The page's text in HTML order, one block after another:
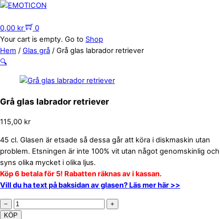
Skip
content
Menu
0,00 kr
0
Your cart is empty. Go to Shop
Hem / Glas grå / Grå glas labrador retriever
🔍
Grå glas labrador retriever
115,00 kr
45 cl. Glasen är etsade så dessa går att köra i diskmaskin utan
problem. Etsningen är inte 100% vit utan något genomskinlig och
syns olika mycket i olika ljus.
Köp 6 betala för 5! Rabatten räknas av i kassan.
Vill du ha text på baksidan av glasen? Läs mer här >>
−
Grå
glas
+
KÖP